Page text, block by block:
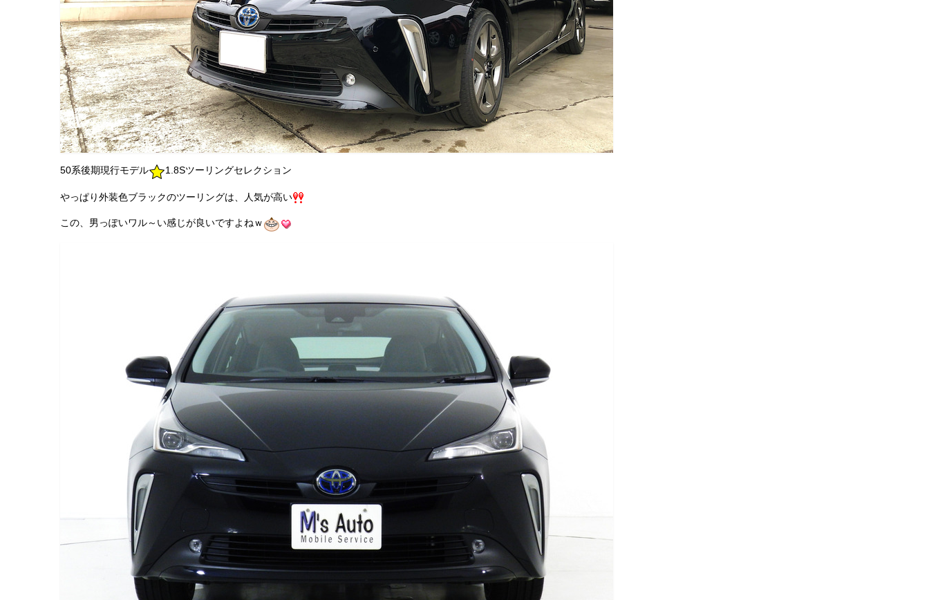
50系後期現行モデル 1.8Sツーリングセレクション
やっぱり外装色ブラックのツーリングは、人気が高い
この、男っぽいワル～い感じが良いですよねｗ